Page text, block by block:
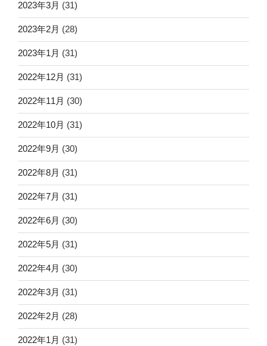
2023年3月 (31)
2023年2月 (28)
2023年1月 (31)
2022年12月 (31)
2022年11月 (30)
2022年10月 (31)
2022年9月 (30)
2022年8月 (31)
2022年7月 (31)
2022年6月 (30)
2022年5月 (31)
2022年4月 (30)
2022年3月 (31)
2022年2月 (28)
2022年1月 (31)